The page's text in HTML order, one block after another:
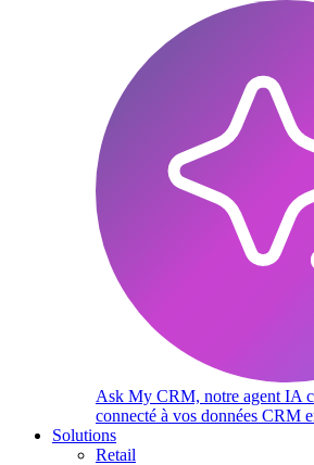
Ask My CRM, notre agent IA
connecté à vos données CRM
Solutions
Retail